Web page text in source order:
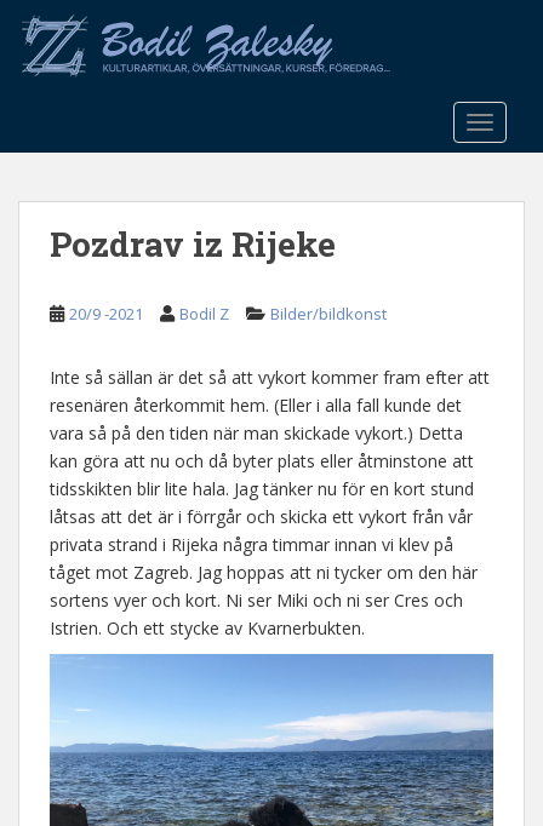
o
Pozdrav iz Rijeke
20/9 -2021 Bodil Z Bilder/bildkonst
Inte så sällan är det så att vykort kommer fram efter att
resenären återkommit hem. (Eller i alla fall kunde det
vara så på den tiden när man skickade vykort.) Detta
kan göra att nu och då byter plats eller åtminstone att
tidsskikten blir lite hala. Jag tänker nu för en kort stund
låtsas att det är i förrgår och skicka ett vykort från vår
privata strand i Rijeka några timmar innan vi klev på
tåget mot Zagreb. Jag hoppas att ni tycker om den här
sortens vyer och kort. Ni ser Miki och ni ser Cres och
Istrien. Och ett stycke av Kvarnerbukten.